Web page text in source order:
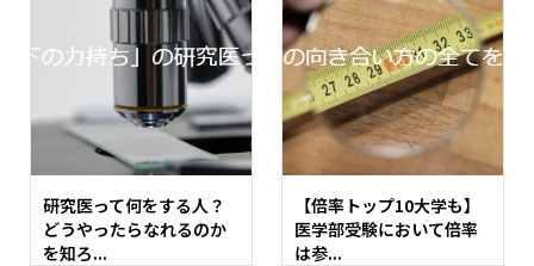
研究医って何をする人？
どうやったらなれるのか
を知ろ...
【倍率トップ10大学も】
医学部受験において倍率
は参...